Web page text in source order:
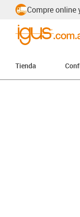
Compre online
Tienda